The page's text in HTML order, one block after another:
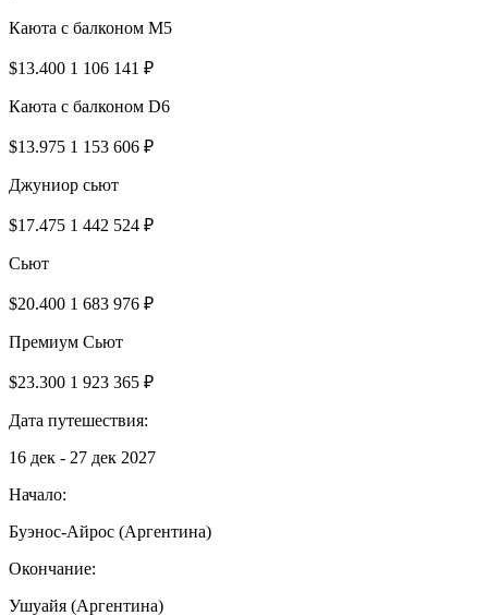
Каюта с балконом M5
$13.400 1 106 141 ₽
Каюта с балконом D6
$13.975 1 153 606 ₽
Джуниор сьют
$17.475 1 442 524 ₽
Сьют
$20.400 1 683 976 ₽
Премиум Сьют
$23.300 1 923 365 ₽
Дата путешествия:
16 дек - 27 дек 2027
Начало:
Буэнос-Айрос (Аргентина)
Окончание:
Ушуайя (Аргентина)